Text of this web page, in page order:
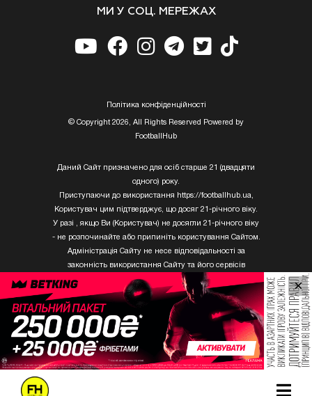
МИ У СОЦ. МЕРЕЖАХ
Полiтика конфiденцiйностi
© Copyright 2026, All Rights Reserved Powered by
FootballHub
Даний Сайт призначено для осіб старше 21 (двадцяти
одного) року.
Приступаючи до використання https://footballhub.ua,
Користувач цим підтверджує, що досяг 21-річного віку.
У разі , якщо Ви (Користувач) не досягли 21-річного віку
- не розпочинайте або припиніть користування Сайтом.
Адміністрація Сайту не несе відповідальності за
законність використання Сайту та його сервісів
Користувачем, який не досяг 21-річного віку.
Твори Getty Images, що розміщені на сайті, не можуть
бути використані третіми особами без письмового
дозволу ТОВ «ГЛОБАЛ ІМІДЖЕС ЮКРЕЙН.
×